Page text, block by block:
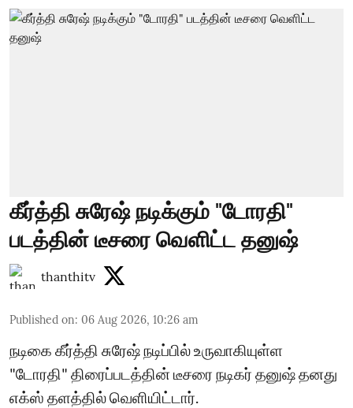
கீர்த்தி சுரேஷ் நடிக்கும் "டோரதி"
படத்தின் டீசரை வெளிட்ட தனுஷ்
thanthitv
Published on: 06 Aug 2026, 10:26 am
நடிகை கீர்த்தி சுரேஷ் நடிப்பில் உருவாகியுள்ள
"டோரதி" திரைப்படத்தின் டீசரை நடிகர் தனுஷ் தனது
எக்ஸ் தளத்தில் வெளியிட்டார்.